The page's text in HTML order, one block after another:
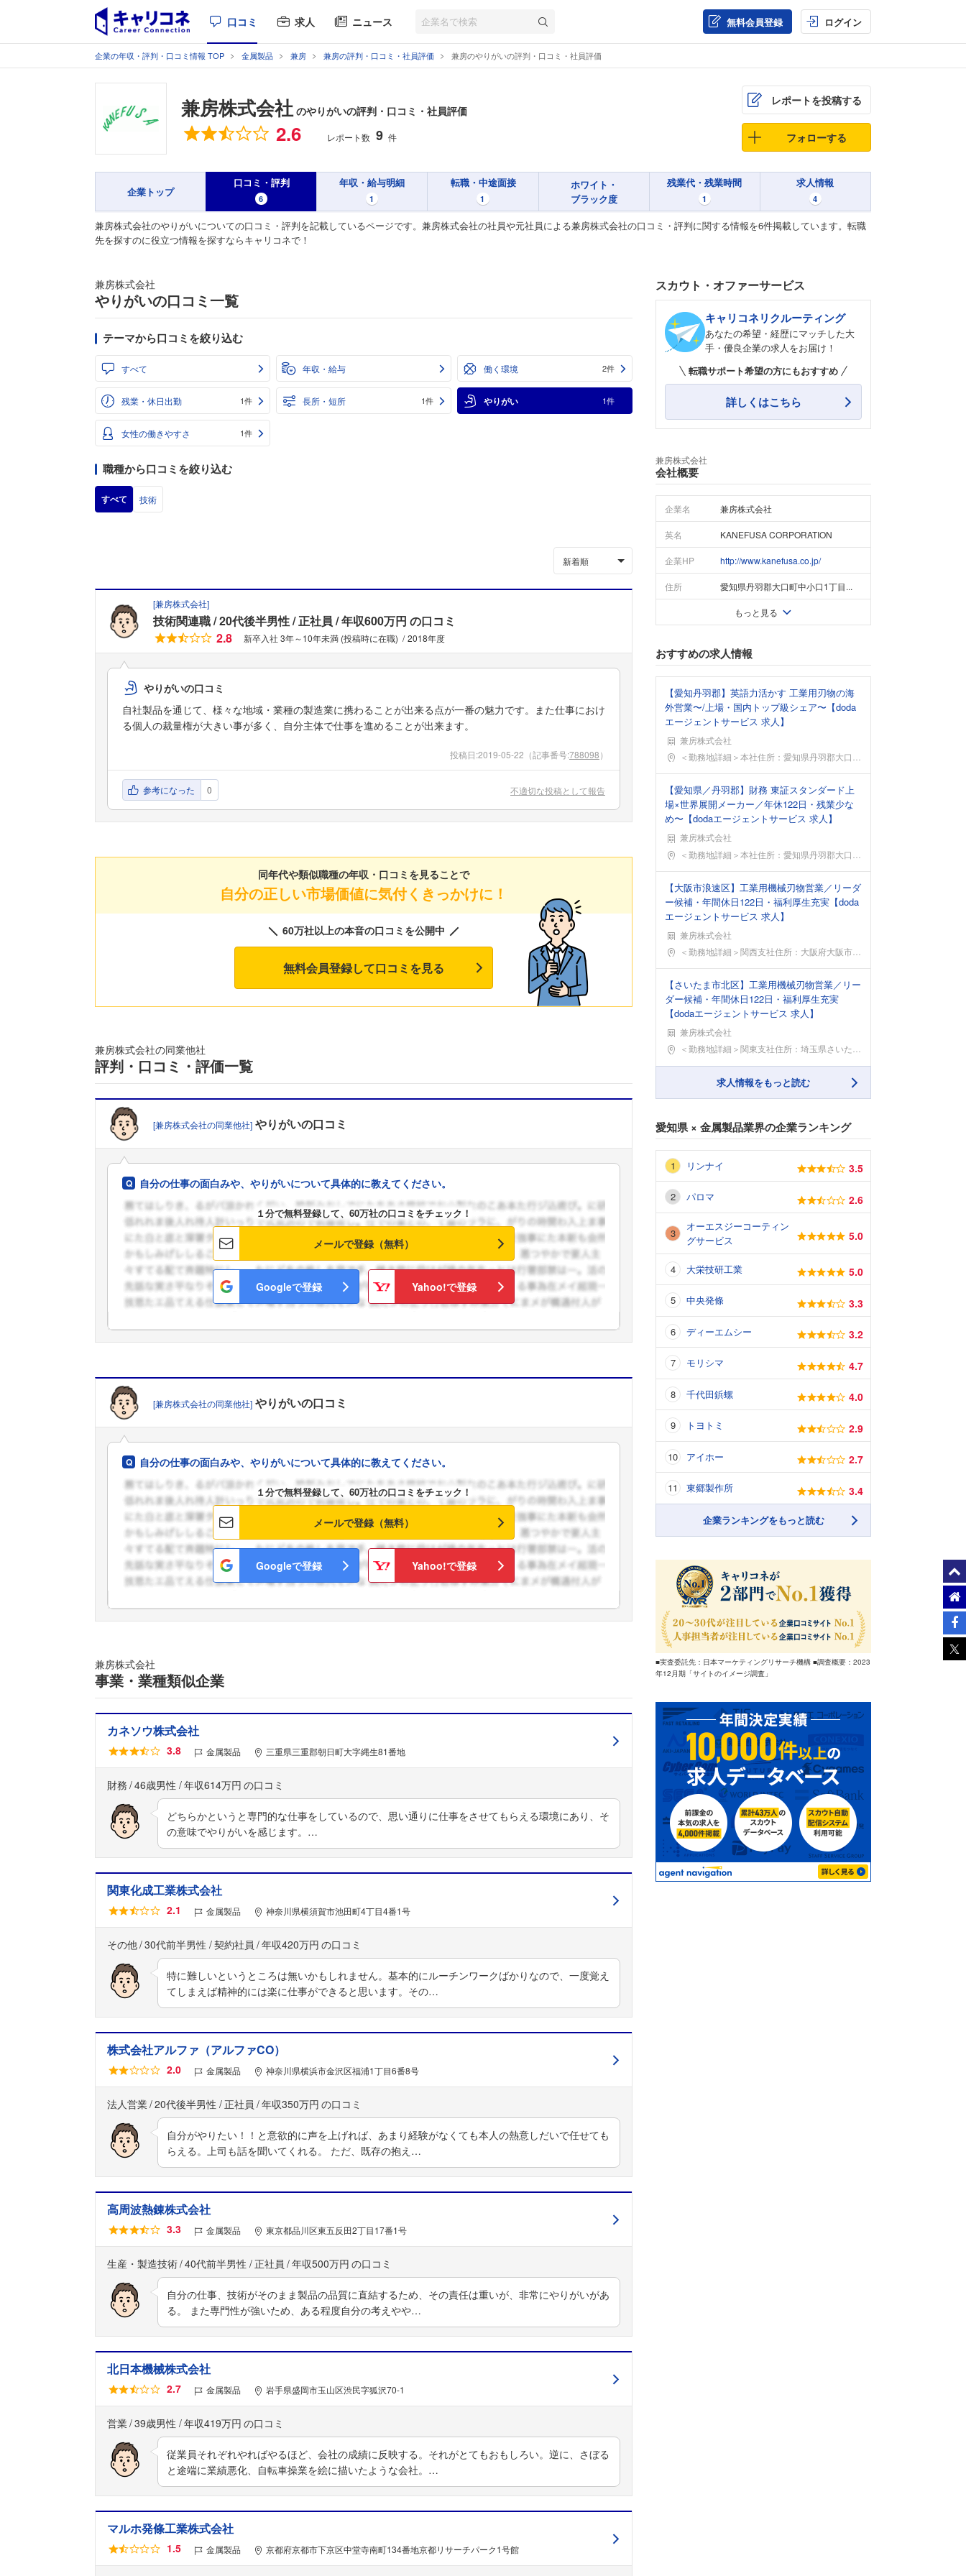
口コミ 求人 ニュース 無料会員登録 ログイン
企業の年収・評判・口コミ情報 TOP 金属製品 兼房 兼房の評判・口コミ・社員評価 兼房のやりがいの評判・口コミ・社員評価
兼房株式会社 のやりがいの評判・口コミ・社員評価
総合評価
2.6 レポート数 9 件
レポートを投稿する
フォローする
企業トップ
口コミ・評判
6
年収・給与明細
1
転職・中途面接
1
ホワイト・
ブラック度
残業代・残業時間
1
求人情報
4
兼房株式会社のやりがいについての口コミ・評判を記載しているページです。兼房株式会社の社員や元社員による兼房株式会社の口コミ・評判に関する情報を6件掲載しています。転職
先を探すのに役立つ情報を探すならキャリコネで！
フォローしました
こちらの企業もフォローしませんか？
兼房株式会社
やりがいの口コミ一覧
テーマから口コミを絞り込む
すべて 年収・給与 働く環境 2件
残業・休日出勤 1件 長所・短所 1件 やりがい 1件
女性の働きやすさ 1件
職種から口コミを絞り込む
すべて 技術
新着順
[兼房株式会社]
技術関連職 20代後半男性 正社員 年収600万円 の口コミ
2.8
新卒入社 3年～10年未満 (投稿時に在職) 2018年度
やりがいの口コミ
自社製品を通じて、様々な地域・業種の製造業に携わることが出来る点が一番の魅力です。また仕事におけ
る個人の裁量権が大きい事が多く、自分主体で仕事を進めることが出来ます。
投稿日:2019-05-22 （記事番号:788098）
参考になった 0 不適切な投稿として報告
同年代や類似職種の年収・口コミを見ることで
自分の正しい市場価値に気付くきっかけに！
60万社以上の本音の口コミを公開中
無料会員登録して口コミを見る
兼房株式会社の同業他社
評判・口コミ・評価一覧
[兼房株式会社の同業他社] やりがいの口コミ
自分の仕事の面白みや、やりがいについて具体的に教えてください。
１分で無料登録して、60万社の口コミをチェック！
メールで登録（無料）
Googleで登録 Yahoo!で登録
[兼房株式会社の同業他社] やりがいの口コミ
自分の仕事の面白みや、やりがいについて具体的に教えてください。
１分で無料登録して、60万社の口コミをチェック！
メールで登録（無料）
Googleで登録 Yahoo!で登録
兼房株式会社
事業・業種類似企業
カネソウ株式会社
3.8 金属製品 三重県三重郡朝日町大字縄生81番地
財務 46歳男性 年収614万円
どちらかというと専門的な仕事をしているので、思い通りに仕事をさせてもらえる環境にあり、そ
の意味でやりがいを感じます。…
関東化成工業株式会社
2.1 金属製品 神奈川県横須賀市池田町4丁目4番1号
その他 30代前半男性 契約社員 年収420万円
特に難しいというところは無いかもしれません。基本的にルーチンワークばかりなので、一度覚え
てしまえば精神的には楽に仕事ができると思います。その…
株式会社アルファ（アルファCO）
2.0 金属製品 神奈川県横浜市金沢区福浦1丁目6番8号
法人営業 20代後半男性 正社員 年収350万円
自分がやりたい！！と意欲的に声を上げれば、あまり経験がなくても本人の熱意しだいで任せても
らえる。上司も話を聞いてくれる。 ただ、既存の抱え…
高周波熱錬株式会社
3.3 金属製品 東京都品川区東五反田2丁目17番1号
生産・製造技術 40代前半男性 正社員 年収500万円
自分の仕事、技術がそのまま製品の品質に直結するため、その責任は重いが、非常にやりがいがあ
る。 また専門性が強いため、ある程度自分の考えやや…
北日本機械株式会社
2.7 金属製品 岩手県盛岡市玉山区渋民字狐沢70-1
営業 39歳男性 年収419万円
従業員それぞれやればやるほど、会社の成績に反映する。それがとてもおもしろい。逆に、さぼる
と途端に業績悪化、自転車操業を絵に描いたような会社。…
マルホ発條工業株式会社
1.5 金属製品 京都府京都市下京区中堂寺南町134番地京都リサーチパーク1号館
スカウト・オファーサービス
キャリコネリクルーティング
あなたの希望・経歴にマッチした大
手・優良企業の求人をお届け！
転職サポート希望の方にもおすすめ
詳しくはこちら
兼房株式会社
会社概要
企業名 兼房株式会社
英名 KANEFUSA CORPORATION
企業HP http://www.kanefusa.co.jp/
住所 愛知県丹羽郡大口町中小口1丁目...
もっと見る
おすすめの求人情報
【愛知丹羽郡】英語力活かす 工業用刃物の海
外営業〜/上場・国内トップ級シェア〜【doda
エージェントサービス 求人】
兼房株式会社
勤務地＜勤務地詳細＞本社住所：愛知県丹羽郡大口町中小口1
【愛知県／丹羽郡】財務 東証スタンダード上
場×世界展開メーカー／年休122日・残業少な
め〜【dodaエージェントサービス 求人】
兼房株式会社
勤務地＜勤務地詳細＞本社住所：愛知県丹羽郡大口町中小口1
【大阪市浪速区】工業用機械刃物営業／リーダ
ー候補・年間休日122日・福利厚生充実【doda
エージェントサービス 求人】
兼房株式会社
勤務地＜勤務地詳細＞関西支社住所：大阪府大阪市浪速区桜川
【さいたま市北区】工業用機械刃物営業／リー
ダー候補・年間休日122日・福利厚生充実
【dodaエージェントサービス 求人】
兼房株式会社
勤務地＜勤務地詳細＞関東支社住所：埼玉県さいたま市北区東
求人情報をもっと読む
愛知県× 金属製品業界の企業ランキング
リンナイ 3.5
パロマ 2.6
オーエスジーコーティン
グサービス
5.0
大栄技研工業 5.0
中央発條 3.3
ディーエムシー 3.2
モリシマ 4.7
千代田鋲螺 4.0
トヨトミ 2.9
アイホー 2.7
東郷製作所 3.4
企業ランキングをもっと読む
■実査委託先：日本マーケティングリサーチ機構 ■調査概要：2023
年12月期「サイトのイメージ調査」